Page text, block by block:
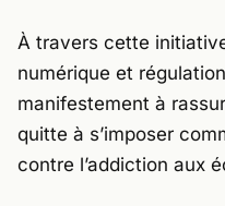
À travers cette
numérique et
manifestement à
quitte à s’imposer
contre l’addiction aux